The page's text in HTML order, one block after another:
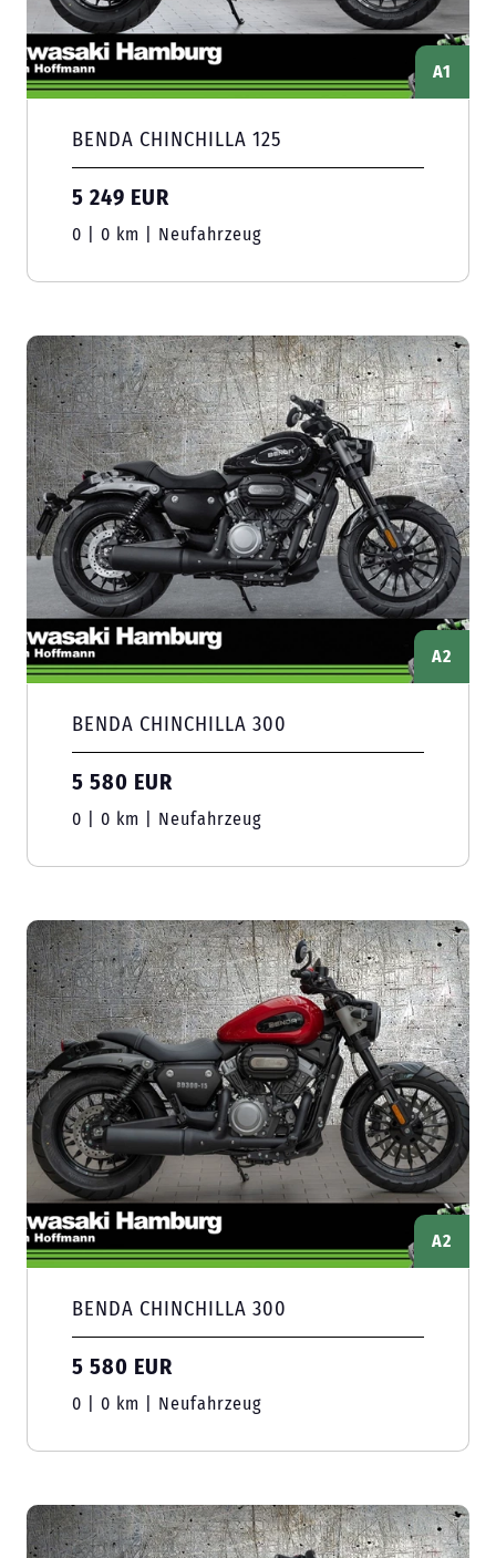
A1
BENDA CHINCHILLA 125
5 249 EUR
0 | 0 km | Neufahrzeug
A2
BENDA CHINCHILLA 300
5 580 EUR
0 | 0 km | Neufahrzeug
A2
BENDA CHINCHILLA 300
5 580 EUR
0 | 0 km | Neufahrzeug